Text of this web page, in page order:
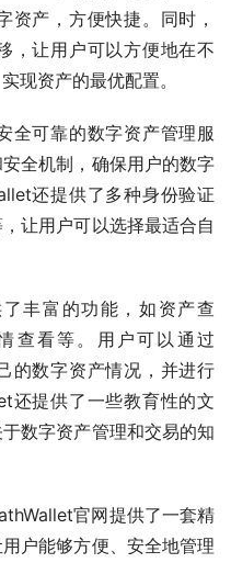
资产，方便快捷。同时，
，让用户可以方便地在不
现资产的最优配置。
全可靠的数字资产管理服
全机制，确保用户的数字
还提供了多种身份验证
让用户可以选择最适合自
丰富的功能，如资产查
查看等。用户可以通过
的数字资产情况，并进行
还提供了一些教育性的文
数字资产管理和交易的知
官网提供了一套精
户能够方便、安全地管理